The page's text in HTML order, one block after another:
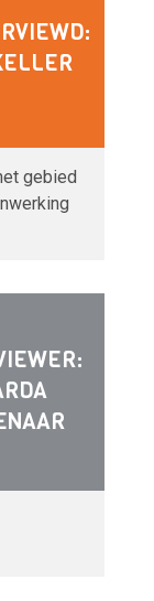
gebied